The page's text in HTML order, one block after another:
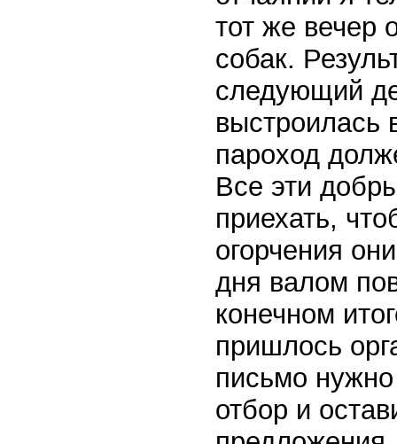
тот же вечер
собак.
следующий
выстроилась
пароход
Все эти
приехать,
огорчения
дня валом
конечном
пришлось
письмо
отбор и